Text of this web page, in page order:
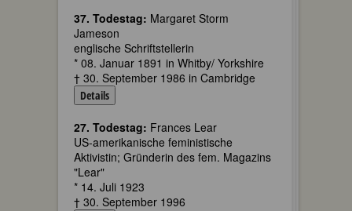
37. Todestag: Margaret Storm
Jameson
englische Schriftstellerin
* 08. Januar 1891 in Whitby/ Yorkshire
† 30. September 1986 in Cambridge
Details
27. Todestag: Frances Lear
US-amerikanische feministische
Aktivistin; Gründerin des fem. Magazins
"Lear"
* 14. Juli 1923
† 30. September 1996